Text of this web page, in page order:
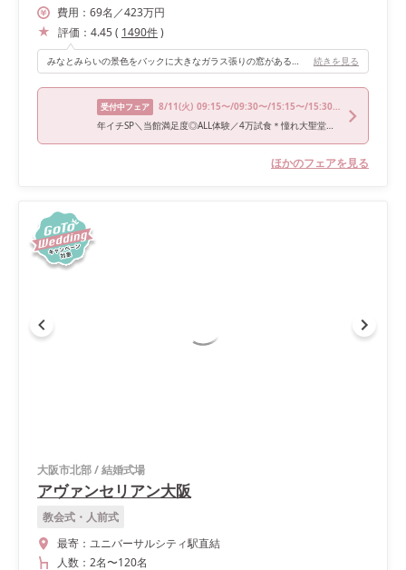
費用： 69名 ／423万円
評価： 4.45( 1490件)
みなとみらいの景色をバックに大きなガラス張りの窓があるので景観は素晴らしいです。人数に関係なく会場も広いところを使えるのでゆったりと使用できます。 続きを見る
受付中フェア 8/11(火) 09:15〜/09:30〜/15:15〜/15:30〜
年イチSP＼当館満足度◎ALL体験／4万試食＊憧れ大聖堂＊お盆特典
ほかのフェアを見る
大阪市北部/結婚式場
アヴァンセリアン大阪
教会式・人前式
最寄： ユニバーサルシティ駅直結
人数： 2名〜120名